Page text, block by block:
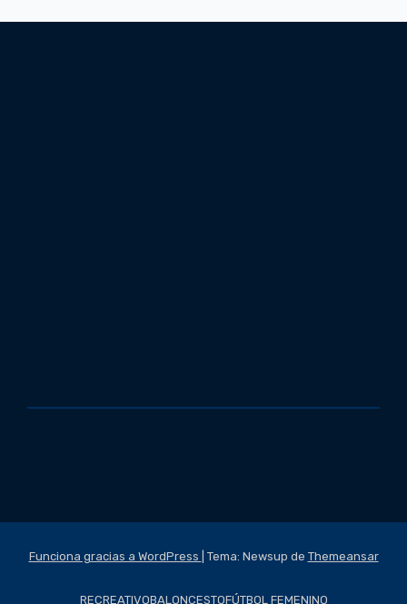
Funciona gracias a WordPress Tema: Newsup de Themeansar
RECREATIVOBALONCESTOFÚTBOL FEMENINO